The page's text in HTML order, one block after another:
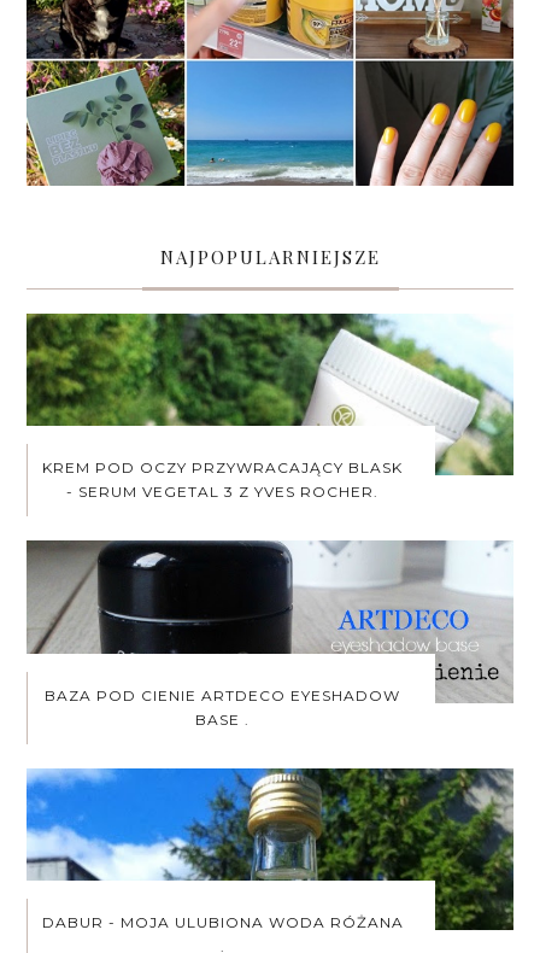
NAJPOPULARNIEJSZE
KREM POD OCZY PRZYWRACAJĄCY BLASK
- SERUM VEGETAL 3 Z YVES ROCHER.
BAZA POD CIENIE ARTDECO EYESHADOW
BASE .
DABUR - MOJA ULUBIONA WODA RÓŻANA